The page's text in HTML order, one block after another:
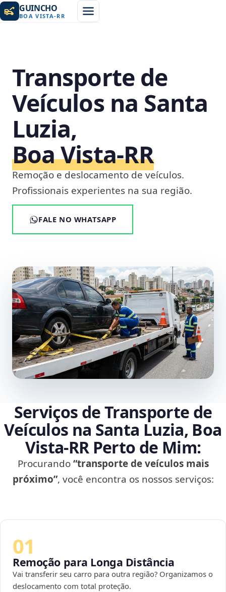
GUINCHO
BOA VISTA-RR
Transporte de
Veículos na Santa
Luzia,
Boa Vista‑RR
Remoção e deslocamento de veículos.
Profissionais experientes na sua região.
FALE NO WHATSAPP
Serviços de Transporte de
Veículos na Santa Luzia, Boa
Vista‑RR Perto de Mim:
Procurando“transporte de veículos mais
próximo”, você encontra os nossos serviços:
01
Remoção para Longa Distância
Vai transferir seu carro para outra região? Organizamos o
deslocamento com total proteção.